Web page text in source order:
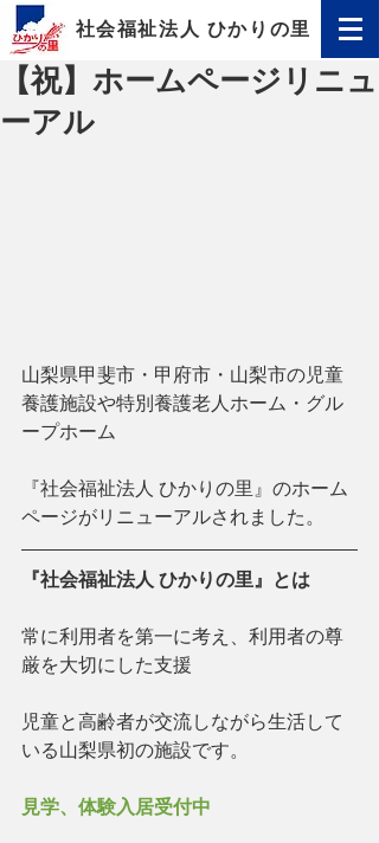
社会福祉法人 ひかりの里
【祝】ホームページリニュ
ーアル
山梨県甲斐市・甲府市・山梨市の児童
養護施設や特別養護老人ホーム・グル
ープホーム
『社会福祉法人 ひかりの里』のホーム
ページがリニューアルされました。
『社会福祉法人 ひかりの里』とは
常に利用者を第一に考え、利用者の尊
厳を大切にした支援
児童と高齢者が交流しながら生活して
いる山梨県初の施設です。
見学、体験入居受付中